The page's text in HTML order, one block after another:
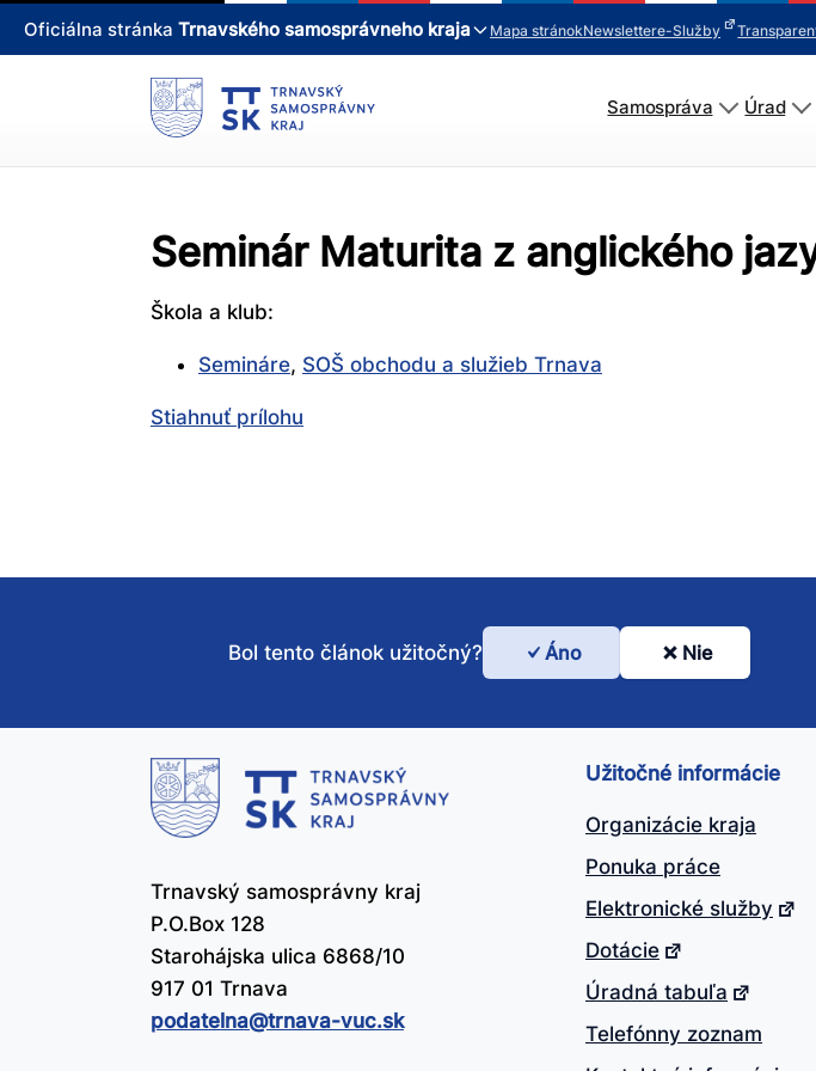
Oficiálna stránka Trnavského samosprávneho kraja Mapa stránokNewslettere-Služby
Samospráva Úrad
Seminár Maturita z anglického
Škola a klub:
Semináre, SOŠ obchodu a služieb Trnava
Stiahnuť prílohu
Bol
tento
článok
užitočný?
Bol tento článok užitočný? Áno Nie
Trnavský samosprávny kraj
P.O.Box 128
Starohájska ulica 6868/10
917 01 Trnava
podatelna@​trnava-vuc.sk
Užitočné informácie
Organizácie kraja
Ponuka práce
Elektronické služby
Dotácie
Úradná tabuľa
Telefónny zoznam